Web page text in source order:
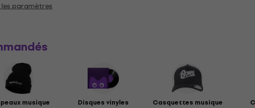
paramètres
musique Disques vinyles Casquettes musique